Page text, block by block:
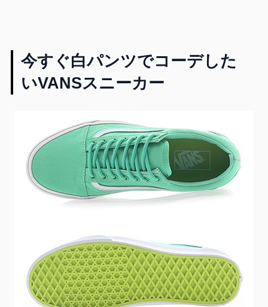
今すぐ白パンツでコーデした
いVANSスニーカー